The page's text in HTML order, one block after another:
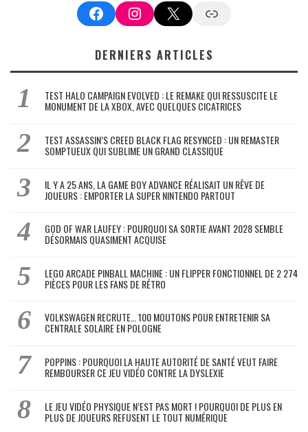
FacebookInstagram
X Google News
DERNIERS ARTICLES
TEST HALO CAMPAIGN EVOLVED : LE REMAKE QUI RESSUSCITE LE
MONUMENT DE LA XBOX, AVEC QUELQUES CICATRICES
TEST ASSASSIN’S CREED BLACK FLAG RESYNCED : UN REMASTER
SOMPTUEUX QUI SUBLIME UN GRAND CLASSIQUE
IL Y A 25 ANS, LA GAME BOY ADVANCE RÉALISAIT UN RÊVE DE
JOUEURS : EMPORTER LA SUPER NINTENDO PARTOUT
GOD OF WAR LAUFEY : POURQUOI SA SORTIE AVANT 2028 SEMBLE
DÉSORMAIS QUASIMENT ACQUISE
LEGO ARCADE PINBALL MACHINE : UN FLIPPER FONCTIONNEL DE 2 274
PIÈCES POUR LES FANS DE RÉTRO
VOLKSWAGEN RECRUTE… 100 MOUTONS POUR ENTRETENIR SA
CENTRALE SOLAIRE EN POLOGNE
POPPINS : POURQUOI LA HAUTE AUTORITÉ DE SANTÉ VEUT FAIRE
REMBOURSER CE JEU VIDÉO CONTRE LA DYSLEXIE
LE JEU VIDÉO PHYSIQUE N’EST PAS MORT ! POURQUOI DE PLUS EN
PLUS DE JOUEURS REFUSENT LE TOUT NUMÉRIQUE